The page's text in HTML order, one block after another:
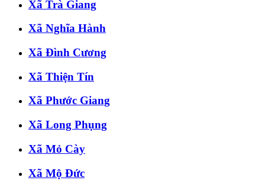
Xã Trà Giang
Xã Nghĩa Hành
Xã Đình Cương
Xã Thiện Tín
Xã Phước Giang
Xã Long Phụng
Xã Mỏ Cày
Xã Mộ Đức